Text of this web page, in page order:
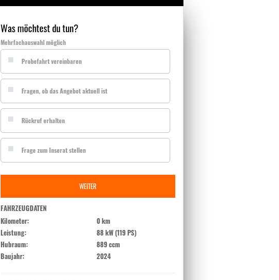
Was möchtest du tun?
Mehrfachauswahl möglich
Probefahrt vereinbaren
Fragen, ob das Angebot aktuell ist
Rückruf erhalten
Frage zum Inserat stellen
WEITER
FAHRZEUGDATEN
Kilometer:
0 km
Leistung:
88 kW (119 PS)
Hubraum:
889 ccm
Baujahr:
2024